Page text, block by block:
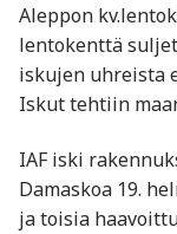
Aleppon
lentokenttä
iskujen uhreista
Iskut tehtiin
IAF iski
Damaskoa 19.
ja toisia